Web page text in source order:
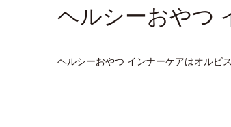
ヘルシーおやつ
ヘルシーおやつ インナーケアはオルビ